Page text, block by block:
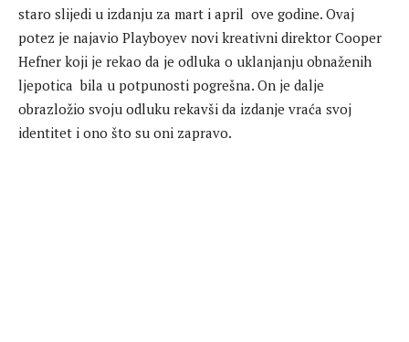
staro slijedi u izdanju za mart i april ove godine. Ovaj
potez je najavio Playboyev novi kreativni direktor Cooper
Hefner koji je rekao da je odluka o uklanjanju obnaženih
ljepotica bila u potpunosti pogrešna. On je dalje
obrazložio svoju odluku rekavši da izdanje vraća svoj
identitet i ono što su oni zapravo.